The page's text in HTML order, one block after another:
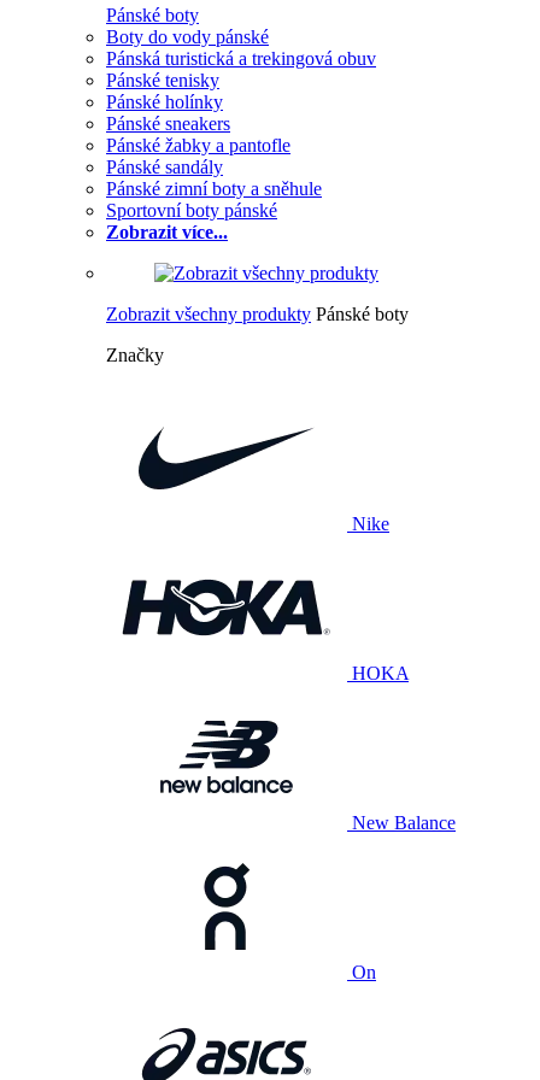
Pánské boty
Boty do vody pánské
Pánská turistická a trekingová obuv
Pánské tenisky
Pánské holínky
Pánské sneakers
Pánské žabky a pantofle
Pánské sandály
Pánské zimní boty a sněhule
Sportovní boty pánské
Zobrazit více...
Zobrazit všechny produkty Pánské boty
Značky
Nike
HOKA
New Balance
On